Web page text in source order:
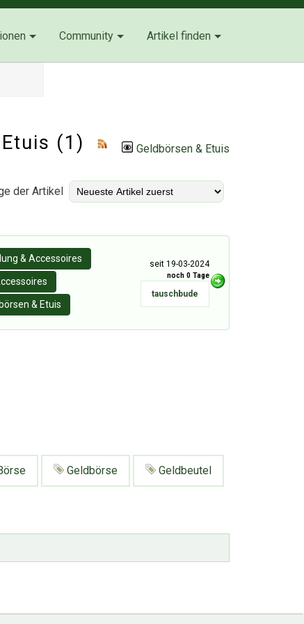
Community Artikel finden
Geldbörsen & Etuis
(1)
der Artikel
& Accessoires
& Etuis
seit 19-03-2024
noch 0 Tage
tauschbude
Geldbörse Geldbeutel